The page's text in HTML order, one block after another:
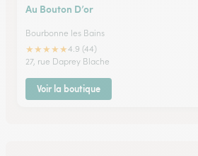
Au Bouton D’or
Bourbonne les Bains
★★★★★4.9 (44)
27, rue Daprey Blache
Voir la boutique